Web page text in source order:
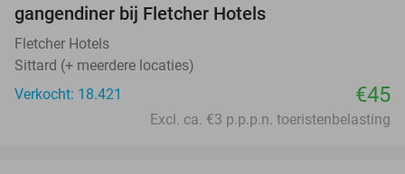
gangendiner bij Fletcher Hotels
Fletcher Hotels
Sittard (+ meerdere locaties)
Verkocht: 18.421
€45
Excl. ca. €3 p.p.p.n. toeristenbelasting